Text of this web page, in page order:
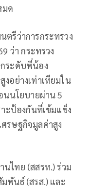
มด
รีว่าการกระทรวง
ว่า กระทรวง
ระดับพี่น้อง
อย่างเท่าเทียมใน
นนโยบายผ่าน 5
าะป้องกันที่เข้มแข็ง
รษฐกิจมูลค่าสูง
ไทย (สสรท.) ร่วม
พันธ์ (สรส.) และ